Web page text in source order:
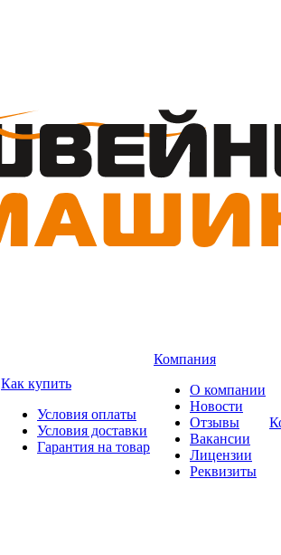
Как купить
Условия оплаты
Условия доставки
Гарантия на товар
Компания
О компании
Новости
Отзывы
Вакансии
Лицензии
Реквизиты